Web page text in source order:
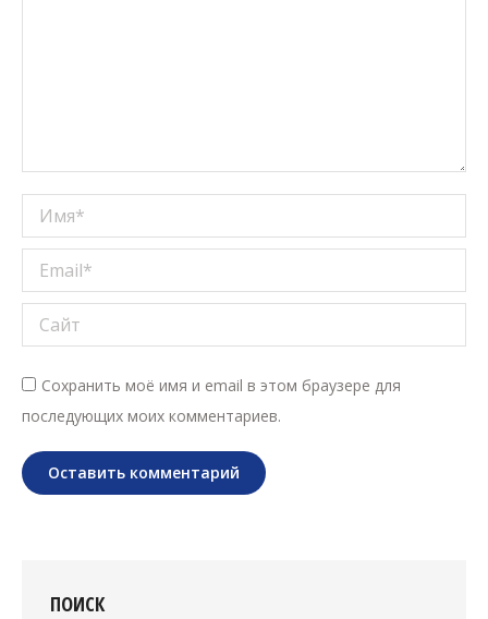
Имя *
Email *
Сайт
Сохранить моё имя и email в этом браузере для
последующих моих комментариев.
Оставить комментарий
ПОИСК